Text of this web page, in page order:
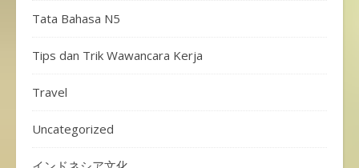
Tata Bahasa N5
Tips dan Trik Wawancara Kerja
Travel
Uncategorized